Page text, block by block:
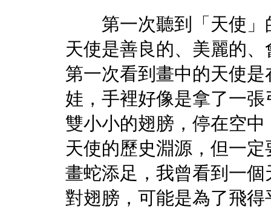
第一次聽到「天使」
天使是善良的、美麗的
第一次看到畫中的天使
娃，手裡好像是拿了一
雙小小的翅膀，停在空
天使的歷史淵源，但一
畫蛇添足，我曾看到一
對翅膀，可能是為了飛